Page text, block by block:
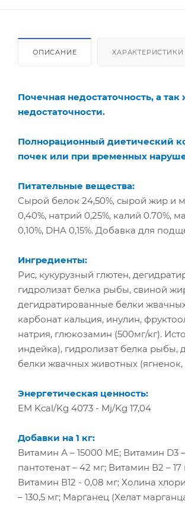
ОПИСАНИЕ ХАРАКТЕРИСТИКИ
Почечная недостаточность, а
недостаточности.
Полнорационный диетический
почек или при временных
Питательные вещества:
Сырой белок 24,50%, сырой жир и
0,40%, натрий 0,25%, калий 0.70%,
0,10%, DHA 0,15%. Добавка для
Ингредиенты:
Рис, кукурузный глютен,
гидролизат белка рыбы, свиной
дегидратированные белки
карбонат кальция, инулин,
натрия, глюкозамин (500мг/кг).
индейка), гидролизат белка
белки жвачных животных
Энергетическая ценность:
EM Kcal/Kg 4073 - Mj/Kg 17,04
Добавки на 1 кг:
Витамин А – 15000 МЕ; Витамин D3
пантотенат – 42 мг; Витамин В2 –
Витамин В12 - 0,08 мг; Холина
– 130,5 мг; Mарганец (Xелат